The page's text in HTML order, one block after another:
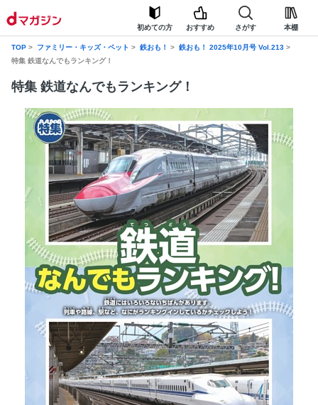
初めての方 おすすめ さがす 本棚
TOP ファミリー・キッズ・ペット 鉄おも！
鉄おも！ 2025年10月号 Vol.213
特集 鉄道なんでもランキング！
特集 鉄道なんでもランキング！